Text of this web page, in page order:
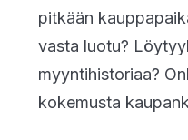
pitkään
vasta luotu?
myyntihistoriaa?
kokemusta